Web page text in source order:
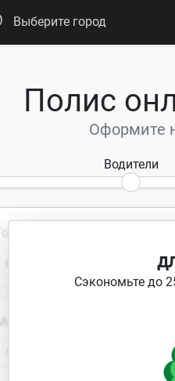
Выберите город
Полис
Оформите
Водители
Сэкономьте до
Гос. номер
Мощность